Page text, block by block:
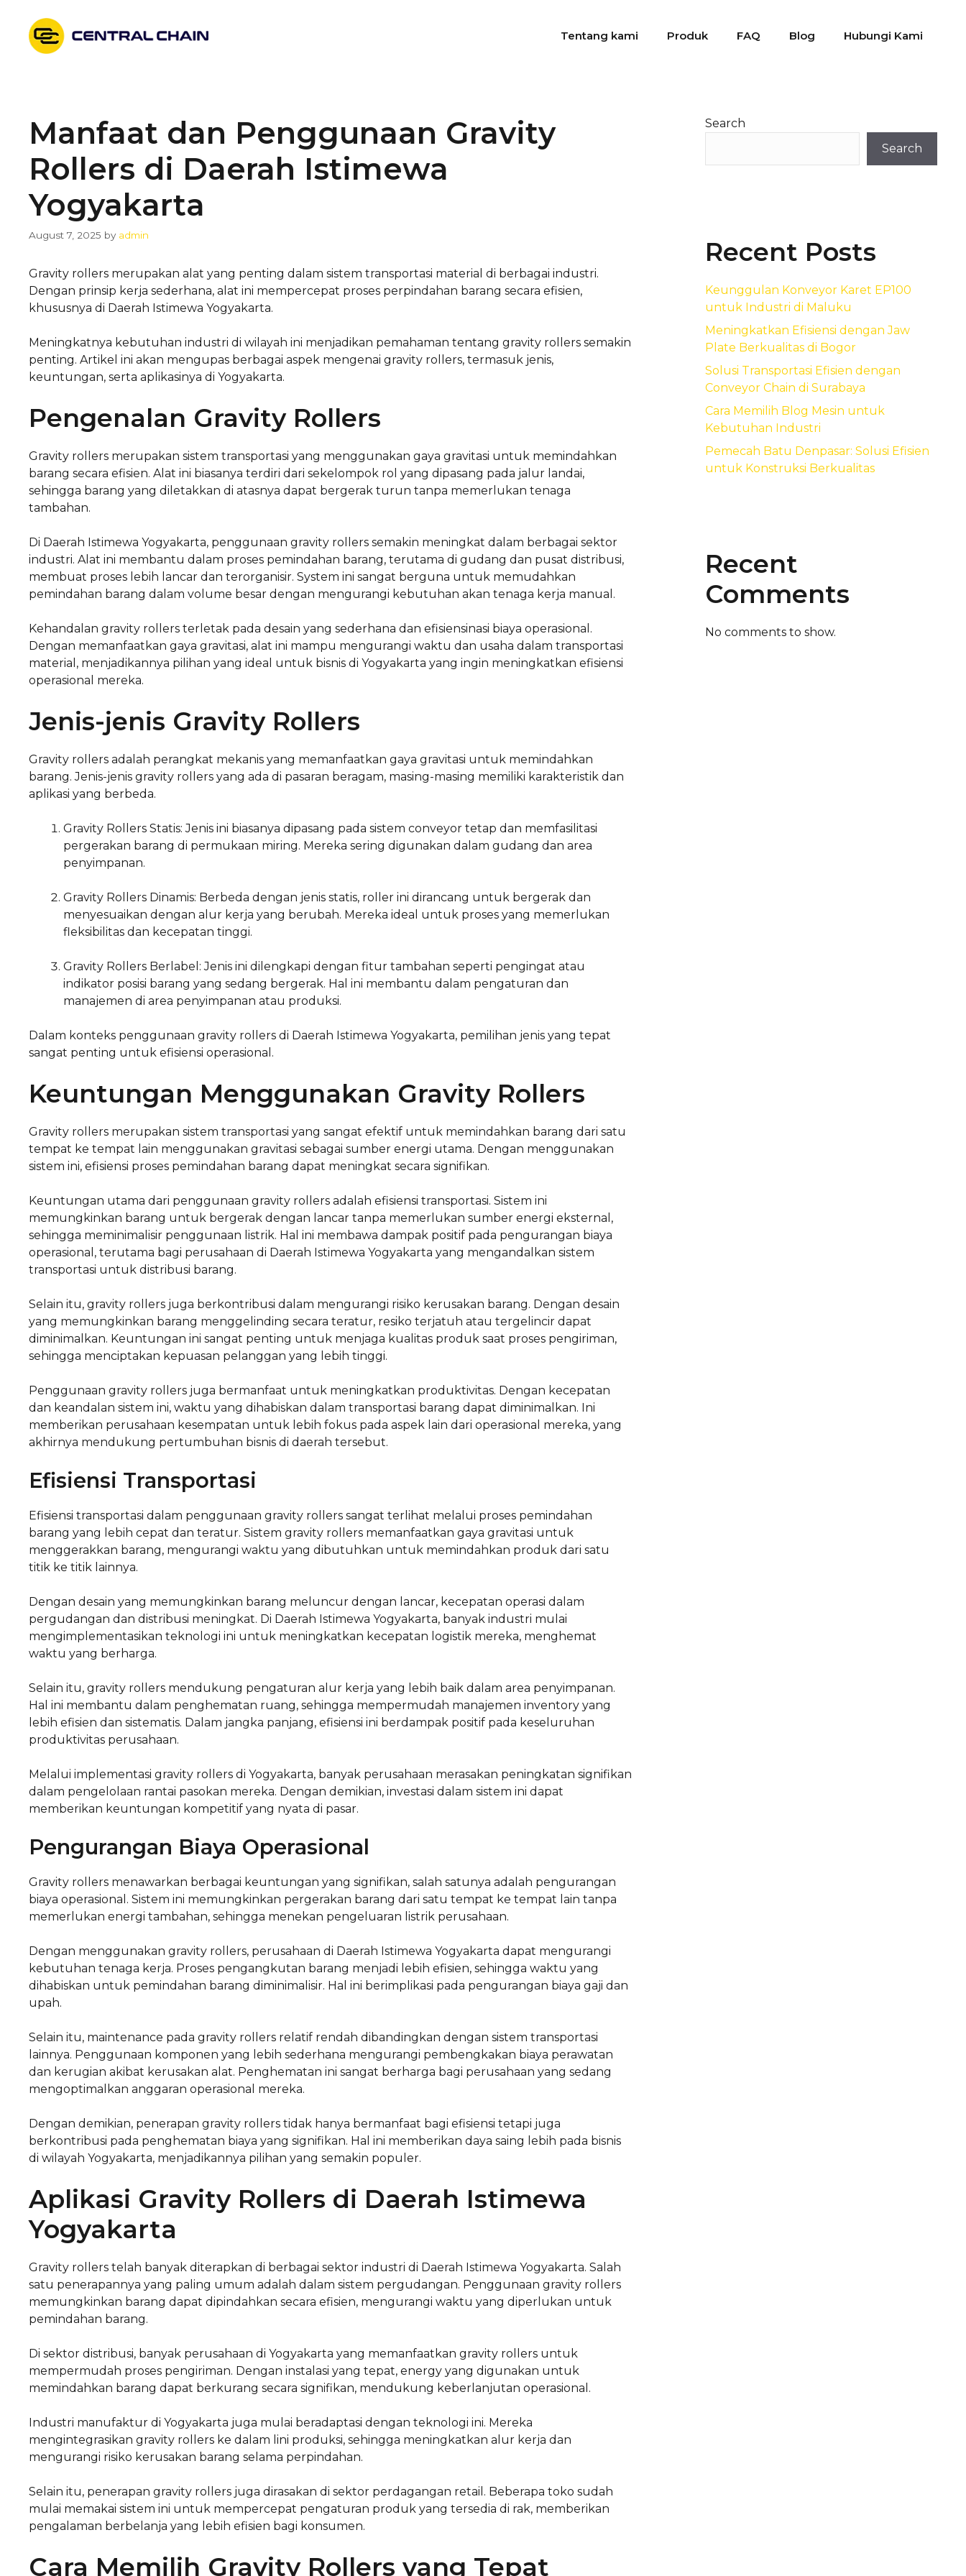
content
Tentang kami Produk FAQ Blog Hubungi Kami
Manfaat dan Penggunaan Gravity
Rollers di Daerah Istimewa
Yogyakarta
August 7, 2025 by admin
Gravity rollers merupakan alat yang penting dalam sistem transportasi material di berbagai industri.
Dengan prinsip kerja sederhana, alat ini mempercepat proses perpindahan barang secara efisien,
khususnya di Daerah Istimewa Yogyakarta.
Meningkatnya kebutuhan industri di wilayah ini menjadikan pemahaman tentang gravity rollers semakin
penting. Artikel ini akan mengupas berbagai aspek mengenai gravity rollers, termasuk jenis,
keuntungan, serta aplikasinya di Yogyakarta.
Pengenalan Gravity Rollers
Gravity rollers merupakan sistem transportasi yang menggunakan gaya gravitasi untuk memindahkan
barang secara efisien. Alat ini biasanya terdiri dari sekelompok rol yang dipasang pada jalur landai,
sehingga barang yang diletakkan di atasnya dapat bergerak turun tanpa memerlukan tenaga
tambahan.
Di Daerah Istimewa Yogyakarta, penggunaan gravity rollers semakin meningkat dalam berbagai sektor
industri. Alat ini membantu dalam proses pemindahan barang, terutama di gudang dan pusat distribusi,
membuat proses lebih lancar dan terorganisir. System ini sangat berguna untuk memudahkan
pemindahan barang dalam volume besar dengan mengurangi kebutuhan akan tenaga kerja manual.
Kehandalan gravity rollers terletak pada desain yang sederhana dan efisiensinasi biaya operasional.
Dengan memanfaatkan gaya gravitasi, alat ini mampu mengurangi waktu dan usaha dalam transportasi
material, menjadikannya pilihan yang ideal untuk bisnis di Yogyakarta yang ingin meningkatkan efisiensi
operasional mereka.
Jenis-jenis Gravity Rollers
Gravity rollers adalah perangkat mekanis yang memanfaatkan gaya gravitasi untuk memindahkan
barang. Jenis-jenis gravity rollers yang ada di pasaran beragam, masing-masing memiliki karakteristik dan
aplikasi yang berbeda.
Gravity Rollers Statis: Jenis ini biasanya dipasang pada sistem conveyor tetap dan memfasilitasi
pergerakan barang di permukaan miring. Mereka sering digunakan dalam gudang dan area
penyimpanan.
Gravity Rollers Dinamis: Berbeda dengan jenis statis, roller ini dirancang untuk bergerak dan
menyesuaikan dengan alur kerja yang berubah. Mereka ideal untuk proses yang memerlukan
fleksibilitas dan kecepatan tinggi.
Gravity Rollers Berlabel: Jenis ini dilengkapi dengan fitur tambahan seperti pengingat atau
indikator posisi barang yang sedang bergerak. Hal ini membantu dalam pengaturan dan
manajemen di area penyimpanan atau produksi.
Dalam konteks penggunaan gravity rollers di Daerah Istimewa Yogyakarta, pemilihan jenis yang tepat
sangat penting untuk efisiensi operasional.
Keuntungan Menggunakan Gravity Rollers
Gravity rollers merupakan sistem transportasi yang sangat efektif untuk memindahkan barang dari satu
tempat ke tempat lain menggunakan gravitasi sebagai sumber energi utama. Dengan menggunakan
sistem ini, efisiensi proses pemindahan barang dapat meningkat secara signifikan.
Keuntungan utama dari penggunaan gravity rollers adalah efisiensi transportasi. Sistem ini
memungkinkan barang untuk bergerak dengan lancar tanpa memerlukan sumber energi eksternal,
sehingga meminimalisir penggunaan listrik. Hal ini membawa dampak positif pada pengurangan biaya
operasional, terutama bagi perusahaan di Daerah Istimewa Yogyakarta yang mengandalkan sistem
transportasi untuk distribusi barang.
Selain itu, gravity rollers juga berkontribusi dalam mengurangi risiko kerusakan barang. Dengan desain
yang memungkinkan barang menggelinding secara teratur, resiko terjatuh atau tergelincir dapat
diminimalkan. Keuntungan ini sangat penting untuk menjaga kualitas produk saat proses pengiriman,
sehingga menciptakan kepuasan pelanggan yang lebih tinggi.
Penggunaan gravity rollers juga bermanfaat untuk meningkatkan produktivitas. Dengan kecepatan
dan keandalan sistem ini, waktu yang dihabiskan dalam transportasi barang dapat diminimalkan. Ini
memberikan perusahaan kesempatan untuk lebih fokus pada aspek lain dari operasional mereka, yang
akhirnya mendukung pertumbuhan bisnis di daerah tersebut.
Efisiensi Transportasi
Efisiensi transportasi dalam penggunaan gravity rollers sangat terlihat melalui proses pemindahan
barang yang lebih cepat dan teratur. Sistem gravity rollers memanfaatkan gaya gravitasi untuk
menggerakkan barang, mengurangi waktu yang dibutuhkan untuk memindahkan produk dari satu
titik ke titik lainnya.
Dengan desain yang memungkinkan barang meluncur dengan lancar, kecepatan operasi dalam
pergudangan dan distribusi meningkat. Di Daerah Istimewa Yogyakarta, banyak industri mulai
mengimplementasikan teknologi ini untuk meningkatkan kecepatan logistik mereka, menghemat
waktu yang berharga.
Selain itu, gravity rollers mendukung pengaturan alur kerja yang lebih baik dalam area penyimpanan.
Hal ini membantu dalam penghematan ruang, sehingga mempermudah manajemen inventory yang
lebih efisien dan sistematis. Dalam jangka panjang, efisiensi ini berdampak positif pada keseluruhan
produktivitas perusahaan.
Melalui implementasi gravity rollers di Yogyakarta, banyak perusahaan merasakan peningkatan signifikan
dalam pengelolaan rantai pasokan mereka. Dengan demikian, investasi dalam sistem ini dapat
memberikan keuntungan kompetitif yang nyata di pasar.
Pengurangan Biaya Operasional
Gravity rollers menawarkan berbagai keuntungan yang signifikan, salah satunya adalah pengurangan
biaya operasional. Sistem ini memungkinkan pergerakan barang dari satu tempat ke tempat lain tanpa
memerlukan energi tambahan, sehingga menekan pengeluaran listrik perusahaan.
Dengan menggunakan gravity rollers, perusahaan di Daerah Istimewa Yogyakarta dapat mengurangi
kebutuhan tenaga kerja. Proses pengangkutan barang menjadi lebih efisien, sehingga waktu yang
dihabiskan untuk pemindahan barang diminimalisir. Hal ini berimplikasi pada pengurangan biaya gaji dan
upah.
Selain itu, maintenance pada gravity rollers relatif rendah dibandingkan dengan sistem transportasi
lainnya. Penggunaan komponen yang lebih sederhana mengurangi pembengkakan biaya perawatan
dan kerugian akibat kerusakan alat. Penghematan ini sangat berharga bagi perusahaan yang sedang
mengoptimalkan anggaran operasional mereka.
Dengan demikian, penerapan gravity rollers tidak hanya bermanfaat bagi efisiensi tetapi juga
berkontribusi pada penghematan biaya yang signifikan. Hal ini memberikan daya saing lebih pada bisnis
di wilayah Yogyakarta, menjadikannya pilihan yang semakin populer.
Aplikasi Gravity Rollers di Daerah Istimewa
Yogyakarta
Gravity rollers telah banyak diterapkan di berbagai sektor industri di Daerah Istimewa Yogyakarta. Salah
satu penerapannya yang paling umum adalah dalam sistem pergudangan. Penggunaan gravity rollers
memungkinkan barang dapat dipindahkan secara efisien, mengurangi waktu yang diperlukan untuk
pemindahan barang.
Di sektor distribusi, banyak perusahaan di Yogyakarta yang memanfaatkan gravity rollers untuk
mempermudah proses pengiriman. Dengan instalasi yang tepat, energy yang digunakan untuk
memindahkan barang dapat berkurang secara signifikan, mendukung keberlanjutan operasional.
Industri manufaktur di Yogyakarta juga mulai beradaptasi dengan teknologi ini. Mereka
mengintegrasikan gravity rollers ke dalam lini produksi, sehingga meningkatkan alur kerja dan
mengurangi risiko kerusakan barang selama perpindahan.
Selain itu, penerapan gravity rollers juga dirasakan di sektor perdagangan retail. Beberapa toko sudah
mulai memakai sistem ini untuk mempercepat pengaturan produk yang tersedia di rak, memberikan
pengalaman berbelanja yang lebih efisien bagi konsumen.
Cara Memilih Gravity Rollers yang Tepat
Search
Search
Recent Posts
Keunggulan Konveyor Karet EP100
untuk Industri di Maluku
Meningkatkan Efisiensi dengan Jaw
Plate Berkualitas di Bogor
Solusi Transportasi Efisien dengan
Conveyor Chain di Surabaya
Cara Memilih Blog Mesin untuk
Kebutuhan Industri
Pemecah Batu Denpasar: Solusi Efisien
untuk Konstruksi Berkualitas
Recent
Comments
No comments to show.